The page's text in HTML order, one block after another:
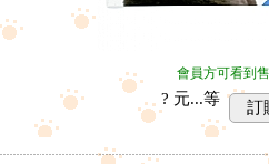
會員方可看到
? 元...等 訂